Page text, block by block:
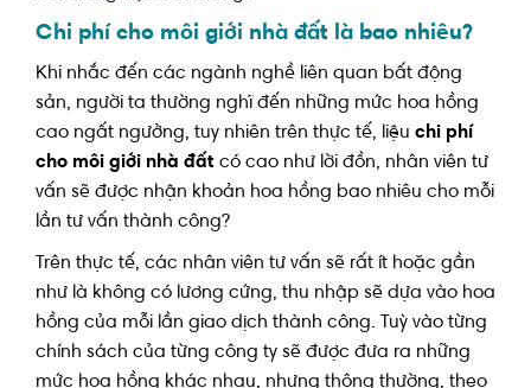
Chi phí cho môi giới nhà đất là bao nhiêu?
Khi nhắc đến các ngành nghề liên quan bất động
sản, người ta thường nghĩ đến những mức hoa hồng
cao ngất ngưởng, tuy nhiên trên thực tế, liệu chi phí
cho môi giới nhà đất có cao như lời đồn, nhân viên tư
vấn sẽ được nhận khoản hoa hồng bao nhiêu cho mỗi
lần tư vấn thành công?
Trên thực tế, các nhân viên tư vấn sẽ rất ít hoặc gần
như là không có lương cứng, thu nhập sẽ dựa vào hoa
hồng của mỗi lần giao dịch thành công. Tuỳ vào từng
chính sách của từng công ty sẽ được đưa ra những
mức hoa hồng khác nhau, nhưng thông thường, theo